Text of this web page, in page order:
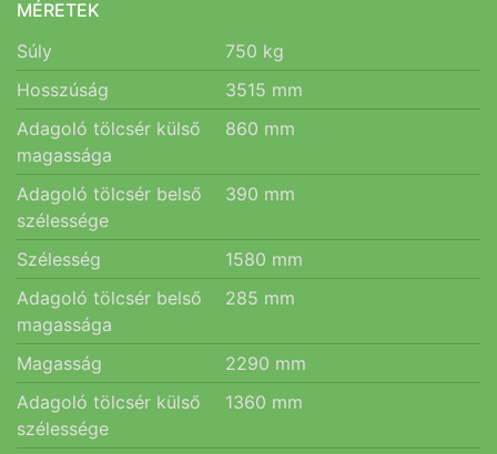
MÉRETEK
Súly
750 kg
Hosszúság
3515 mm
Adagoló tölcsér külső
magassága
860 mm
Adagoló tölcsér belső
szélessége
390 mm
Szélesség 1580 mm
Adagoló tölcsér belső
magassága
285 mm
Magasság 2290 mm
Adagoló tölcsér külső
szélessége
1360 mm